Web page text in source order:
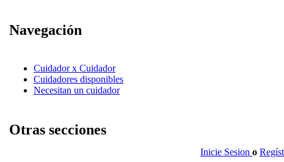
Navegación
Cuidador x Cuidador
Cuidadores disponibles
Necesitan un cuidador
Otras secciones
Inicie Sesion o